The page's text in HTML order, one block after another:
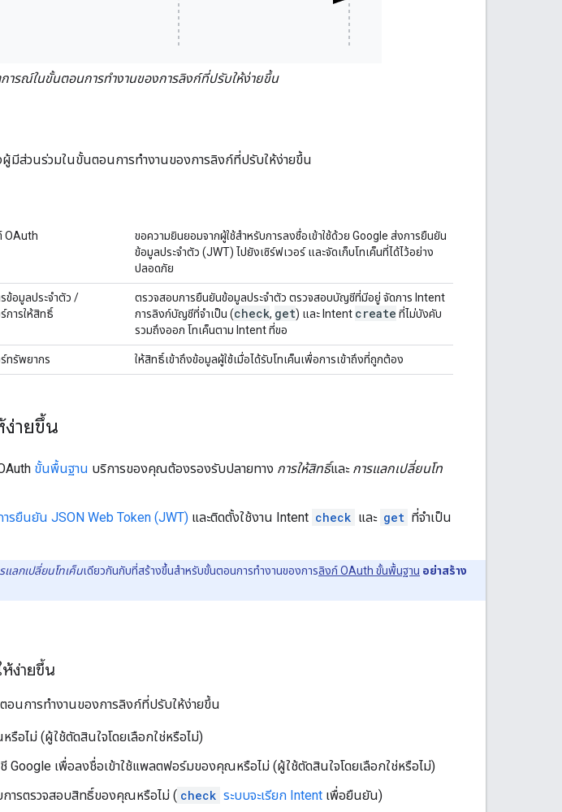
ารณ์ในขั้นตอนการทำงานของการลิงก์ที่ปรับให้ง่ายขึ้น
มีส่วนร่วมในขั้นตอนการทำงานของการลิงก์ที่ปรับให้ง่ายขึ้น
OAuth
ขอความยินยอมจากผู้ใช้สำหรับการลงชื่อเข้าใช้ด้วย Google ส่งการยืนยัน
ข้อมูลประจำตัว (JWT) ไปยังเซิร์ฟเวอร์ และจัดเก็บโทเค็นที่ได้ไว้อย่าง
ปลอดภัย
ข้อมูลประจำตัว /
การให้สิทธิ์
ตรวจสอบการยืนยันข้อมูลประจำตัว ตรวจสอบบัญชีที่มีอยู่ จัดการ Intent
การลิงก์บัญชีที่จำเป็น (check, get) และ Intent create ที่ไม่บังคับ
รวมถึงออก โทเค็นตาม Intent ที่ขอ
ทรัพยากร ให้สิทธิ์เข้าถึงข้อมูลผู้ใช้เมื่อได้รับโทเค็นเพื่อการเข้าถึงที่ถูกต้อง
ายขึ้น
ขั้นพื้นฐาน บริการของคุณต้องรองรับปลายทาง การให้สิทธิ์และ การแลกเปลี่ยนโท
ารยืนยัน JSON Web Token (JWT) และติดตั้งใช้งาน Intent check และ get ที่จำเป็น
แลกเปลี่ยนโทเค็นเดียวกันกับที่สร้างขึ้นสำหรับขั้นตอนการทำงานของการลิงก์ OAuth ขั้นพื้นฐาน อย่าสร้าง
ง่ายขึ้น
ตอนการทำงานของการลิงก์ที่ปรับให้ง่ายขึ้น
อไม่ (ผู้ใช้ตัดสินใจโดยเลือกใช่หรือไม่)
Google เพื่อลงชื่อเข้าใช้แพลตฟอร์มของคุณหรือไม่ (ผู้ใช้ตัดสินใจโดยเลือกใช่หรือไม่)
ารตรวจสอบสิทธิ์ของคุณหรือไม่ ( check ระบบจะเรียก Intent เพื่อยืนยัน)